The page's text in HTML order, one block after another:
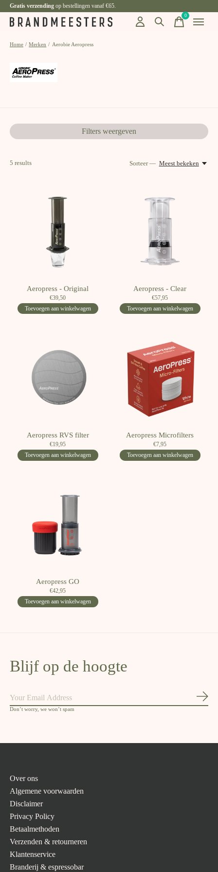
Gratis verzending op bestellingen vanaf €65.
0items
Home / Merken / Aerobie Aeropress
Aerobie Aeropress
Filters weergeven
5 results Sorteer — Meest bekeken
Aeropress - Original
€39,50
Toevoegen aan winkelwagen
Aeropress - Clear
€57,95
Toevoegen aan winkelwagen
Aeropress RVS filter
€19,95
Toevoegen aan winkelwagen
Aeropress Microfilters
€7,95
Toevoegen aan winkelwagen
Aeropress GO
€42,95
Toevoegen aan winkelwagen
Blijf op de hoogte
Don’t worry, we won’t spam
Over ons
Algemene voorwaarden
Disclaimer
Privacy Policy
Betaalmethoden
Verzenden & retourneren
Klantenservice
Branderij & espressobar